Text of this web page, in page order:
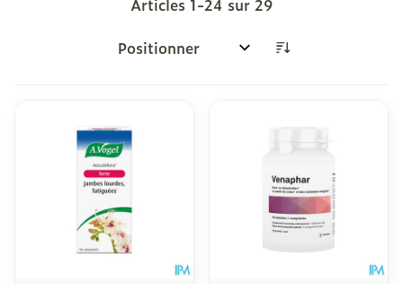
Articles 1-24 sur 29
Trier par: